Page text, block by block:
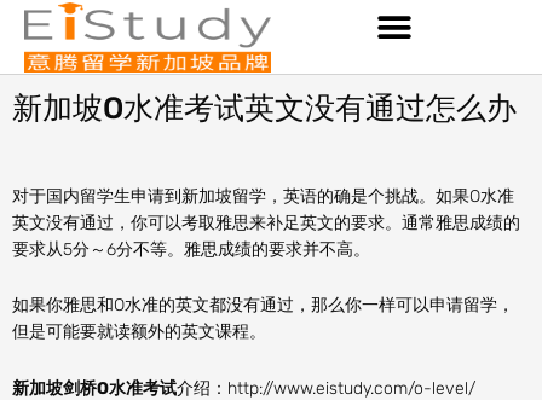
Skip
content
新加坡O水准考试英文没有通过怎么办
对于国内留学生申请到新加坡留学，英语的确是个挑战。如果O水准
英文没有通过，你可以考取雅思来补足英文的要求。通常雅思成绩的
要求从5分～6分不等。雅思成绩的要求并不高。
如果你雅思和O水准的英文都没有通过，那么你一样可以申请留学，
但是可能要就读额外的英文课程。
新加坡剑桥O水准考试介绍：http://www.eistudy.com/o-level/